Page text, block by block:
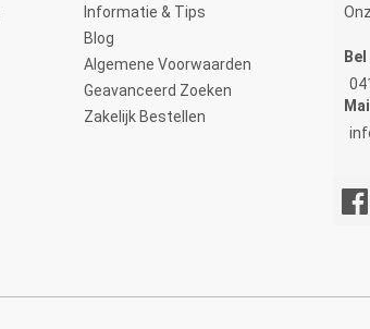
Informatie & Tips
Blog
Algemene Voorwaarden
Geavanceerd Zoeken
Zakelijk Bestellen